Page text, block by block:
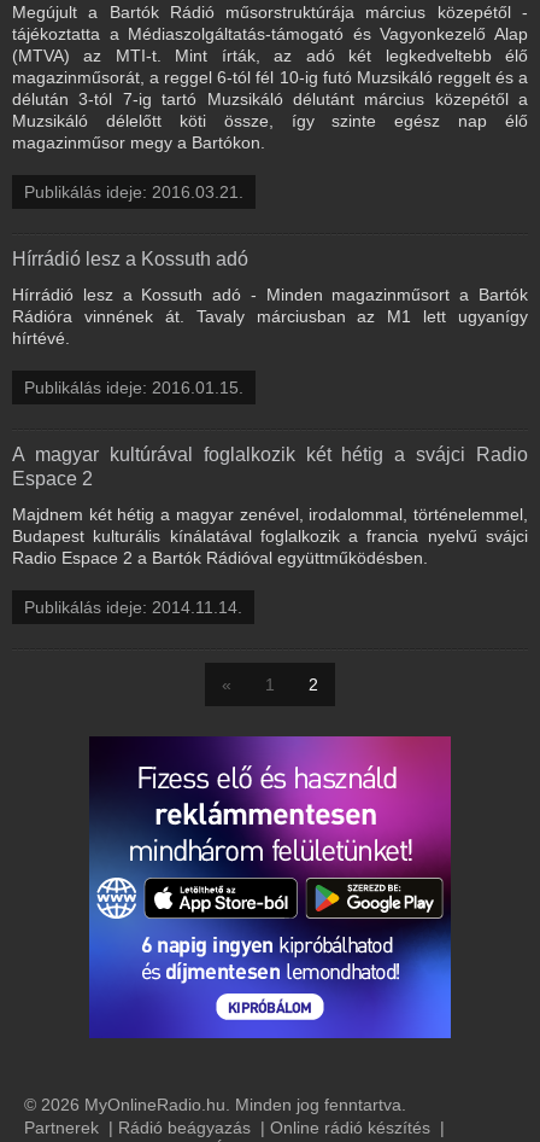
Megújult a Bartók Rádió műsorstruktúrája március közepétől -
tájékoztatta a Médiaszolgáltatás-támogató és Vagyonkezelő Alap
(MTVA) az MTI-t. Mint írták, az adó két legkedveltebb élő
magazinműsorát, a reggel 6-tól fél 10-ig futó Muzsikáló reggelt és a
délután 3-tól 7-ig tartó Muzsikáló délutánt március közepétől a
Muzsikáló délelőtt köti össze, így szinte egész nap élő
magazinműsor megy a Bartókon.
Publikálás ideje: 2016.03.21.
Hírrádió lesz a Kossuth adó
Hírrádió lesz a Kossuth adó - Minden magazinműsort a Bartók
Rádióra vinnének át. Tavaly márciusban az M1 lett ugyanígy
hírtévé.
Publikálás ideje: 2016.01.15.
A magyar kultúrával foglalkozik két hétig a svájci Radio
Espace 2
Majdnem két hétig a magyar zenével, irodalommal, történelemmel,
Budapest kulturális kínálatával foglalkozik a francia nyelvű svájci
Radio Espace 2 a Bartók Rádióval együttműködésben.
Publikálás ideje: 2014.11.14.
« 1 2
© 2026 MyOnlineRadio.hu. Minden jog fenntartva.
Partnerek | Rádió beágyazás | Online rádió készítés |